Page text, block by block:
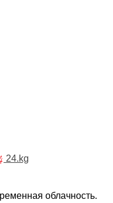
24.kg
облачность.